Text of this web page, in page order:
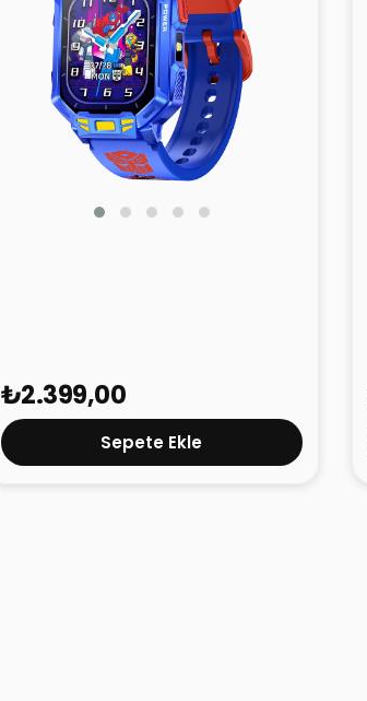
₺2.399,00
Sepete Ekle